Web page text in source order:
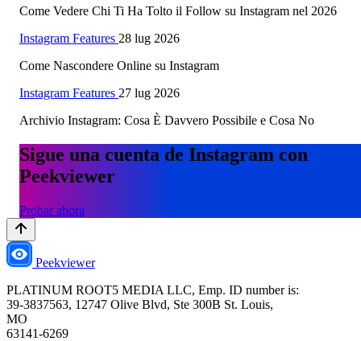
Come Vedere Chi Ti Ha Tolto il Follow su Instagram nel 2026
Instagram Features 28 lug 2026
Come Nascondere Online su Instagram
Instagram Features 27 lug 2026
Archivio Instagram: Cosa È Davvero Possibile e Cosa No
Sigue una cuenta de Instagram con
Peekviewer
Probar ahora
Peekviewer
PLATINUM ROOT5 MEDIA LLC, Emp. ID number is:
39-3837563, 12747 Olive Blvd, Ste 300B St. Louis,
MO
63141-6269